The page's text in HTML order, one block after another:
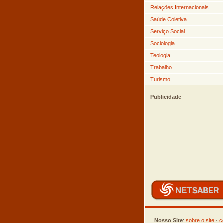
Relações Internacionais
Saúde Coletiva
Serviço Social
Sociologia
Teologia
Trabalho
Turismo
Publicidade
Nosso Site: sobre o site ·